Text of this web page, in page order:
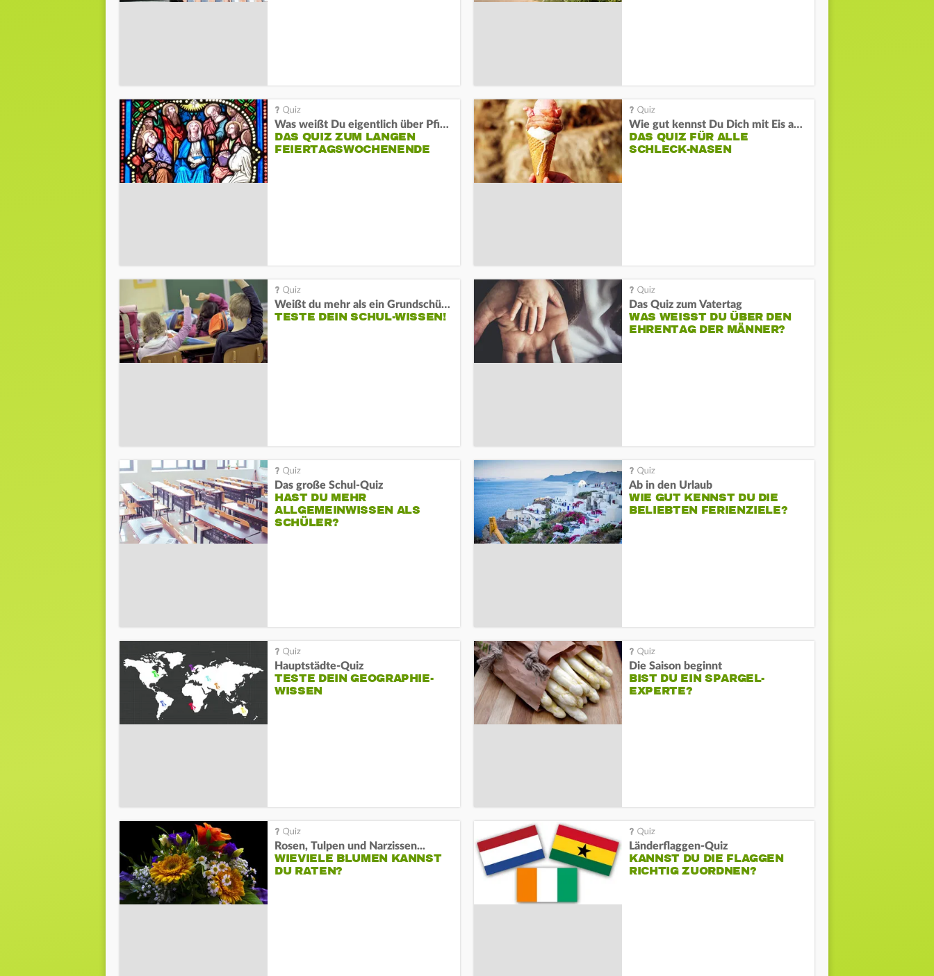
Was weißt Du eigentlich über Pfingsten?
DAS QUIZ ZUM LANGEN
FEIERTAGSWOCHENENDE
Wie gut kennst Du Dich mit Eis aus?
DAS QUIZ FÜR ALLE
SCHLECK-NASEN
Weißt du mehr als ein Grundschüler?
TESTE DEIN SCHUL-WISSEN!
Das Quiz zum Vatertag
WAS WEISST DU ÜBER DEN E
HRENTAG DER MÄNNER?
Das große Schul-Quiz
HAST DU MEHR
ALLGEMEINWISSEN ALS
SCHÜLER?
Ab in den Urlaub
WIE GUT KENNST DU DIE
BELIEBTEN FERIENZIELE?
Hauptstädte-Quiz
TESTE DEIN GEOGRAPHIE-
WISSEN
Die Saison beginnt
BIST DU EIN SPARGEL-
EXPERTE?
Rosen, Tulpen und Narzissen...
WIEVIELE BLUMEN KANNST
DU RATEN?
Länderflaggen-Quiz
KANNST DU DIE FLAGGEN
RICHTIG ZUORDNEN?